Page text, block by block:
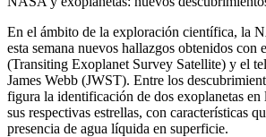
En el ámbito de la exploración científica, la
esta semana nuevos hallazgos obtenidos con
(Transiting Exoplanet Survey Satellite) y el
James Webb (JWST). Entre los
figura la identificación de dos exoplanetas en
sus respectivas estrellas, con características
presencia de agua líquida en superficie.